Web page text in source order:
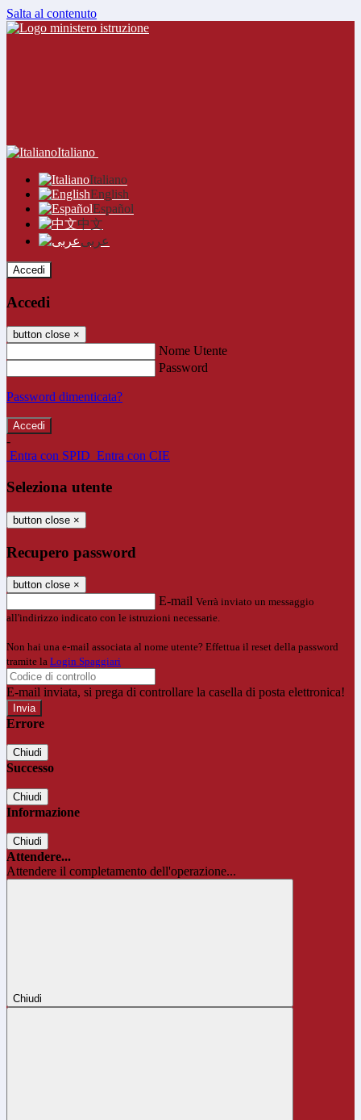
Salta al contenuto
Italiano
Italiano
English
Español
中文
عربى
Accedi
Accedi
button close ×
Nome Utente
Password
Password dimenticata?
-
Entra con SPID Entra con CIE
Seleziona utente
button close ×
Recupero password
button close ×
E-mail Verrà inviato un messaggio
all'indirizzo indicato con le istruzioni necessarie.
Non hai una e-mail associata al nome utente? Effettua il reset della password
tramite la Login Spaggiari
E-mail inviata, si prega di controllare la casella di posta elettronica!
Errore
Chiudi
Successo
Chiudi
Informazione
Chiudi
Attendere...
Attendere il completamento dell'operazione...
Chiudi